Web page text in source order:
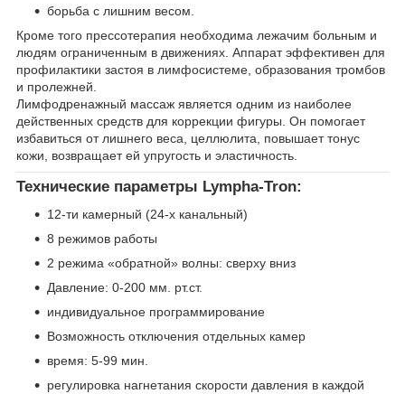
борьба с лишним весом.
Кроме того прессотерапия необходима лежачим больным и
людям ограниченным в движениях. Аппарат эффективен для
профилактики застоя в лимфосистеме, образования тромбов
и пролежней.
Лимфодренажный массаж является одним из наиболее
действенных средств для коррекции фигуры. Он помогает
избавиться от лишнего веса, целлюлита, повышает тонус
кожи, возвращает ей упругость и эластичность.
Технические параметры Lympha-Tron:
12-ти камерный (24-х канальный)
8 режимов работы
2 режима «обратной» волны: сверху вниз
Давление: 0-200 мм. рт.ст.
индивидуальное программирование
Возможность отключения отдельных камер
время: 5-99 мин.
регулировка нагнетания скорости давления в каждой